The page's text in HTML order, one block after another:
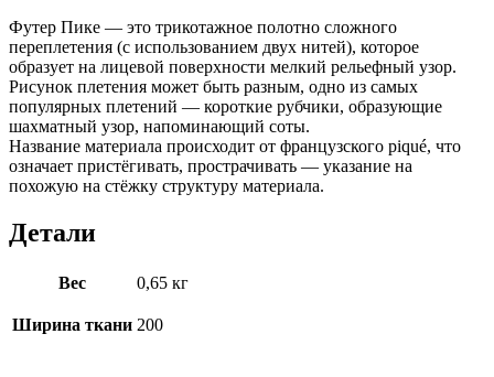
Футер Пике — это трикотажное полотно сложного
переплетения (с использованием двух нитей), которое
образует на лицевой поверхности мелкий рельефный узор.
Рисунок плетения может быть разным, одно из самых
популярных плетений — короткие рубчики, образующие
шахматный узор, напоминающий соты.
Название материала происходит от французского piqué, что
означает пристёгивать, прострачивать — указание на
похожую на стёжку структуру материала.
Детали
Вес 0,65 кг
Ширина ткани 200